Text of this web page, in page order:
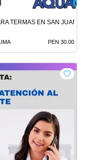
TERMAS EN SAN JUAN
PEN 30.00